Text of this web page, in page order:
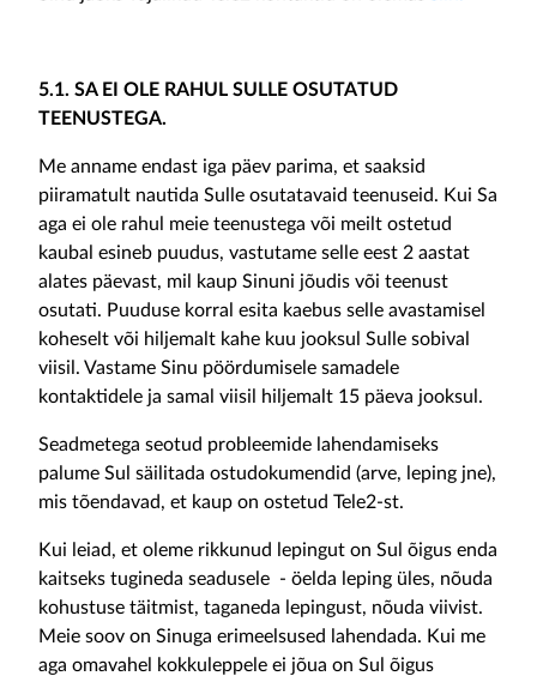
5.1. SA EI OLE RAHUL SULLE OSUTATUD
TEENUSTEGA.
Me anname endast iga päev parima, et saaksid
piiramatult nautida Sulle osutatavaid teenuseid. Kui Sa
aga ei ole rahul meie teenustega või meilt ostetud
kaubal esineb puudus, vastutame selle eest 2 aastat
alates päevast, mil kaup Sinuni jõudis või teenust
osutati. Puuduse korral esita kaebus selle avastamisel
koheselt või hiljemalt kahe kuu jooksul Sulle sobival
viisil. Vastame Sinu pöördumisele samadele
kontaktidele ja samal viisil hiljemalt 15 päeva jooksul.
Seadmetega seotud probleemide lahendamiseks
palume Sul säilitada ostudokumendid (arve, leping jne),
mis tõendavad, et kaup on ostetud Tele2-st.
Kui leiad, et oleme rikkunud lepingut on Sul õigus enda
kaitseks tugineda seadusele - öelda leping üles, nõuda
kohustuse täitmist, taganeda lepingust, nõuda viivist.
Meie soov on Sinuga erimeelsused lahendada. Kui me
aga omavahel kokkuleppele ei jõua on Sul õigus